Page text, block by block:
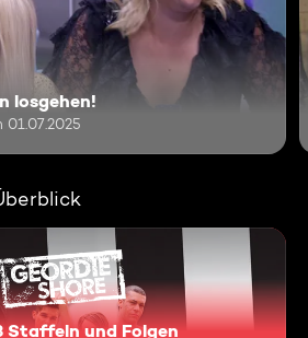
losgehen!
01.07.2025
Staffeln und Folgen